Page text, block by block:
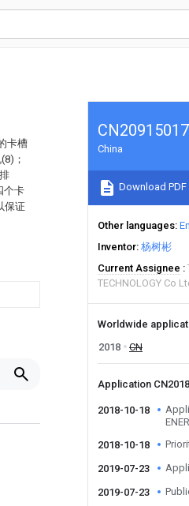
卡槽
；
个卡
保证
China
Download PDF
Other languages
Inventor 杨树彬
Current Assignee
TECHNOLOGY Co
Worldwide
2018
CN
Application
2018-10-18
2018-10-18
2019-07-23
2019-07-23